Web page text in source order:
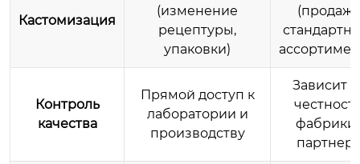
Кастомизация
(изменение
рецептуры,
упаковки)
(продажа
Контроль
качества
Прямой доступ к
лаборатории и
производству
Зависит
фабрики-
партнера